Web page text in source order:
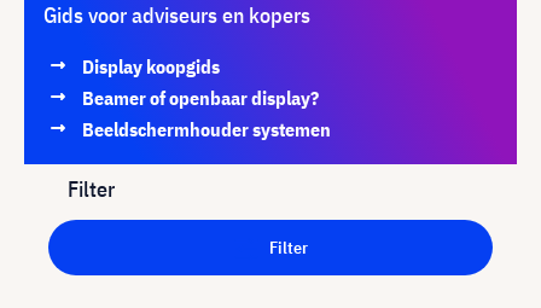
Gids voor adviseurs en kopers
Display koopgids
Beamer of openbaar display?
Beeldschermhouder systemen
Filter
Filter